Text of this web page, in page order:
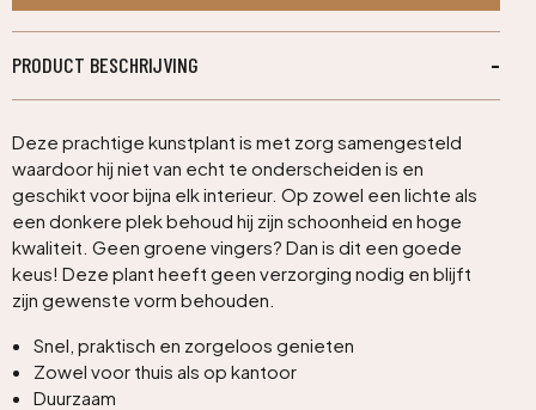
PRODUCT BESCHRIJVING
Deze prachtige kunstplant is met zorg samengesteld
waardoor hij niet van echt te onderscheiden is en
geschikt voor bijna elk interieur. Op zowel een lichte als
een donkere plek behoud hij zijn schoonheid en hoge
kwaliteit. Geen groene vingers? Dan is dit een goede
keus! Deze plant heeft geen verzorging nodig en blijft
zijn gewenste vorm behouden.
Snel, praktisch en zorgeloos genieten
Zowel voor thuis als op kantoor
Duurzaam